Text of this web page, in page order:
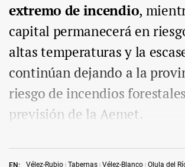
EN: Vélez-Rubio Tabernas Vélez-Blanco Olula del
extremo de incendio,
capital permanecerá en
altas temperaturas y la
continúan dejando a la
riesgo de incendios
previsión de la Aemet.